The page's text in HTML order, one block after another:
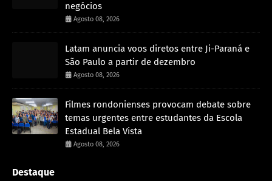
negócios
Agosto 08, 2026
Latam anuncia voos diretos entre Ji-Paraná e
São Paulo a partir de dezembro
Agosto 08, 2026
Filmes rondonienses provocam debate sobre
temas urgentes entre estudantes da Escola
Estadual Bela Vista
Agosto 08, 2026
Destaque